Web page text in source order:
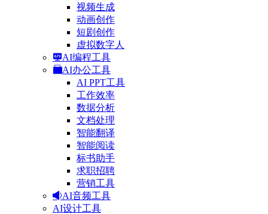
视频生成
动画创作
短剧创作
虚拟数字人
AI编程工具
AI办公工具
AI PPT工具
工作效率
数据分析
文档处理
智能翻译
智能阅读
标书助手
求职招聘
营销工具
AI音频工具
AI设计工具